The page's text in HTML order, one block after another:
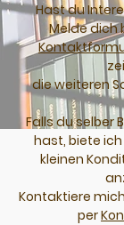
Hast du
Melde dich
die weiteren
Falls du selber
hast, biete
kleinen
Kontaktiere
per